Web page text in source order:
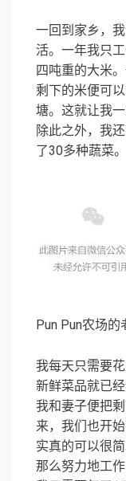
一回到家乡，
活。一年我只
四吨重的大米
剩下的米便可
塘。这就让我
除此之外，我
了30多种蔬菜。
Pun Pun农场
我每天只需要
新鲜菜品就已
我和妻子便把
来，我们也开
实真的可以很
那么努力地工